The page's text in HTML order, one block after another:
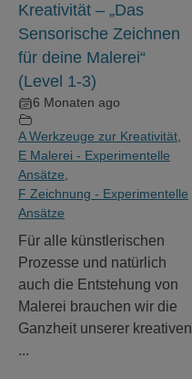
Kreativität – „Das
Sensorische Zeichnen
für deine Malerei“
(Level 1-3)
6 Monaten ago
A Werkzeuge zur Kreativität
E Malerei - Experimentelle
Ansätze
F Zeichnung - Experimentelle
Ansätze
Für alle künstlerischen
Prozesse und natürlich
auch die Entstehung von
Malerei brauchen wir die
Ganzheit unserer kreativen
...